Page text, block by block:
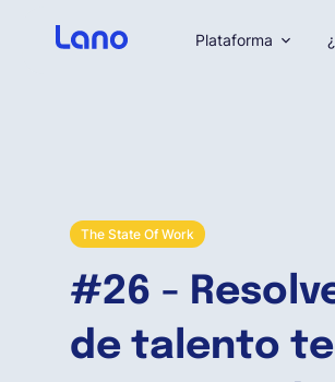
The State Of Work
#26 -
de talento
Plataforma